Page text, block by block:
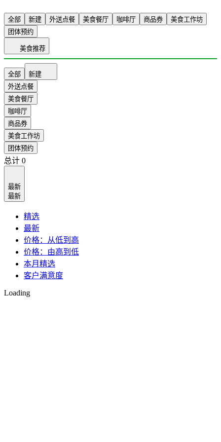
全部 新建 外送点餐 美食餐厅 咖啡厅 商品券
美食工作坊
团体预约
美食推荐
全部
新建
外送点餐
美食餐厅
咖啡厅
商品券
美食工作坊
团体预约
总计 0
最新
最新
精选
最新
价格：从低到高
价格：由高到低
本月精选
客户满意度
Loading